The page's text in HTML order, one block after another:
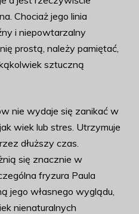
Chociaż jego linia
i niepowtarzalny
prostą, należy pamiętać,
sztuczną
nie wydaje się zanikać w
wiek lub stres. Utrzymuje
dłuższy czas.
się znacznie w
fryzura Paula
jego własnego wyglądu,
nienaturalnych